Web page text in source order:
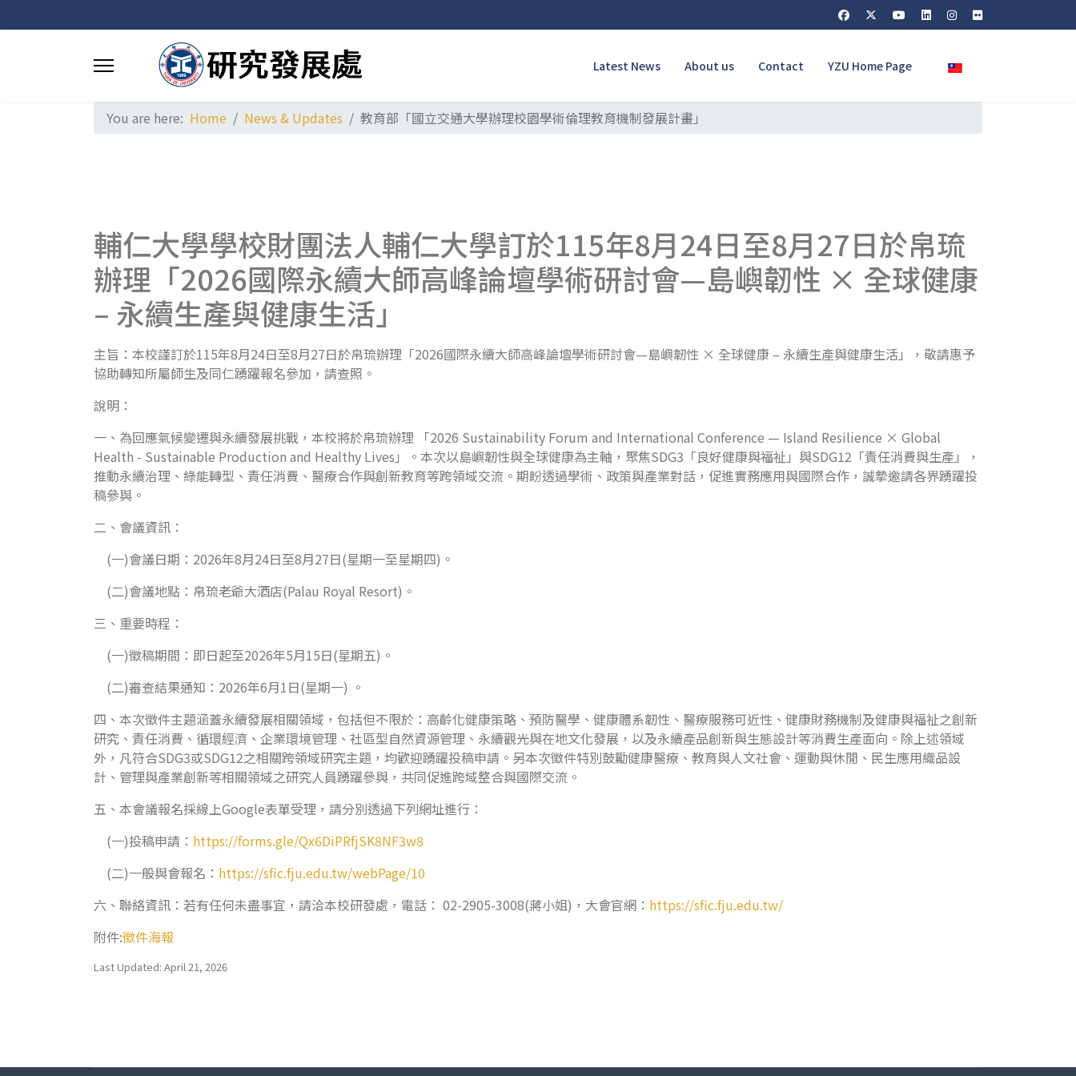
Latest News About us Contact YZU Home Page Select your language
You are here: Home News & Updates 教育部「國立交通大學辦理校園學術倫理教育機制發展計畫」
輔仁大學學校財團法人輔仁大學訂於115年8月24日至8月27日於帛琉
辦理「2026國際永續大師高峰論壇學術研討會—島嶼韌性 × 全球健康
– 永續生產與健康生活」
主旨：本校謹訂於115年8月24日至8月27日於帛琉辦理「2026國際永續大師高峰論壇學術研討會—島嶼韌性 × 全球健康 – 永續生產與健康生活」，敬請惠予
協助轉知所屬師生及同仁踴躍報名參加，請查照。
說明：
一、為回應氣候變遷與永續發展挑戰，本校將於帛琉辦理 「2026 Sustainability Forum and International Conference — Island Resilience × Global
Health - Sustainable Production and Healthy Lives」。本次以島嶼韌性與全球健康為主軸，聚焦SDG3「良好健康與福祉」與SDG12「責任消費與生產」，
推動永續治理、綠能轉型、責任消費、醫療合作與創新教育等跨領域交流。期盼透過學術、政策與產業對話，促進實務應用與國際合作，誠摯邀請各界踴躍投
稿參與。
二、會議資訊：
(一)會議日期：2026年8月24日至8月27日(星期一至星期四)。
(二)會議地點：帛琉老爺大酒店(Palau Royal Resort)。
三、重要時程：
(一)徵稿期間：即日起至2026年5月15日(星期五)。
(二)審查結果通知：2026年6月1日(星期一) 。
四、本次徵件主題涵蓋永續發展相關領域，包括但不限於：高齡化健康策略、預防醫學、健康體系韌性、醫療服務可近性、健康財務機制及健康與福祉之創新
研究、責任消費、循環經濟、企業環境管理、社區型自然資源管理、永續觀光與在地文化發展，以及永續產品創新與生態設計等消費生產面向。除上述領域
外，凡符合SDG3或SDG12之相關跨領域研究主題，均歡迎踴躍投稿申請。另本次徵件特別鼓勵健康醫療、教育與人文社會、運動與休閒、民生應用織品設
計、管理與產業創新等相關領域之研究人員踴躍參與，共同促進跨域整合與國際交流。
五、本會議報名採線上Google表單受理，請分別透過下列網址進行：
(一)投稿申請： https://forms.gle/Qx6DiPRfjSK8NF3w8
(二)一般與會報名： https://sfic.fju.edu.tw/webPage/10
六、聯絡資訊：若有任何未盡事宜，請洽本校研發處，電話： 02-2905-3008(蔣小姐)，大會官網： https://sfic.fju.edu.tw/
附件:徵件海報
Last Updated: April 21, 2026